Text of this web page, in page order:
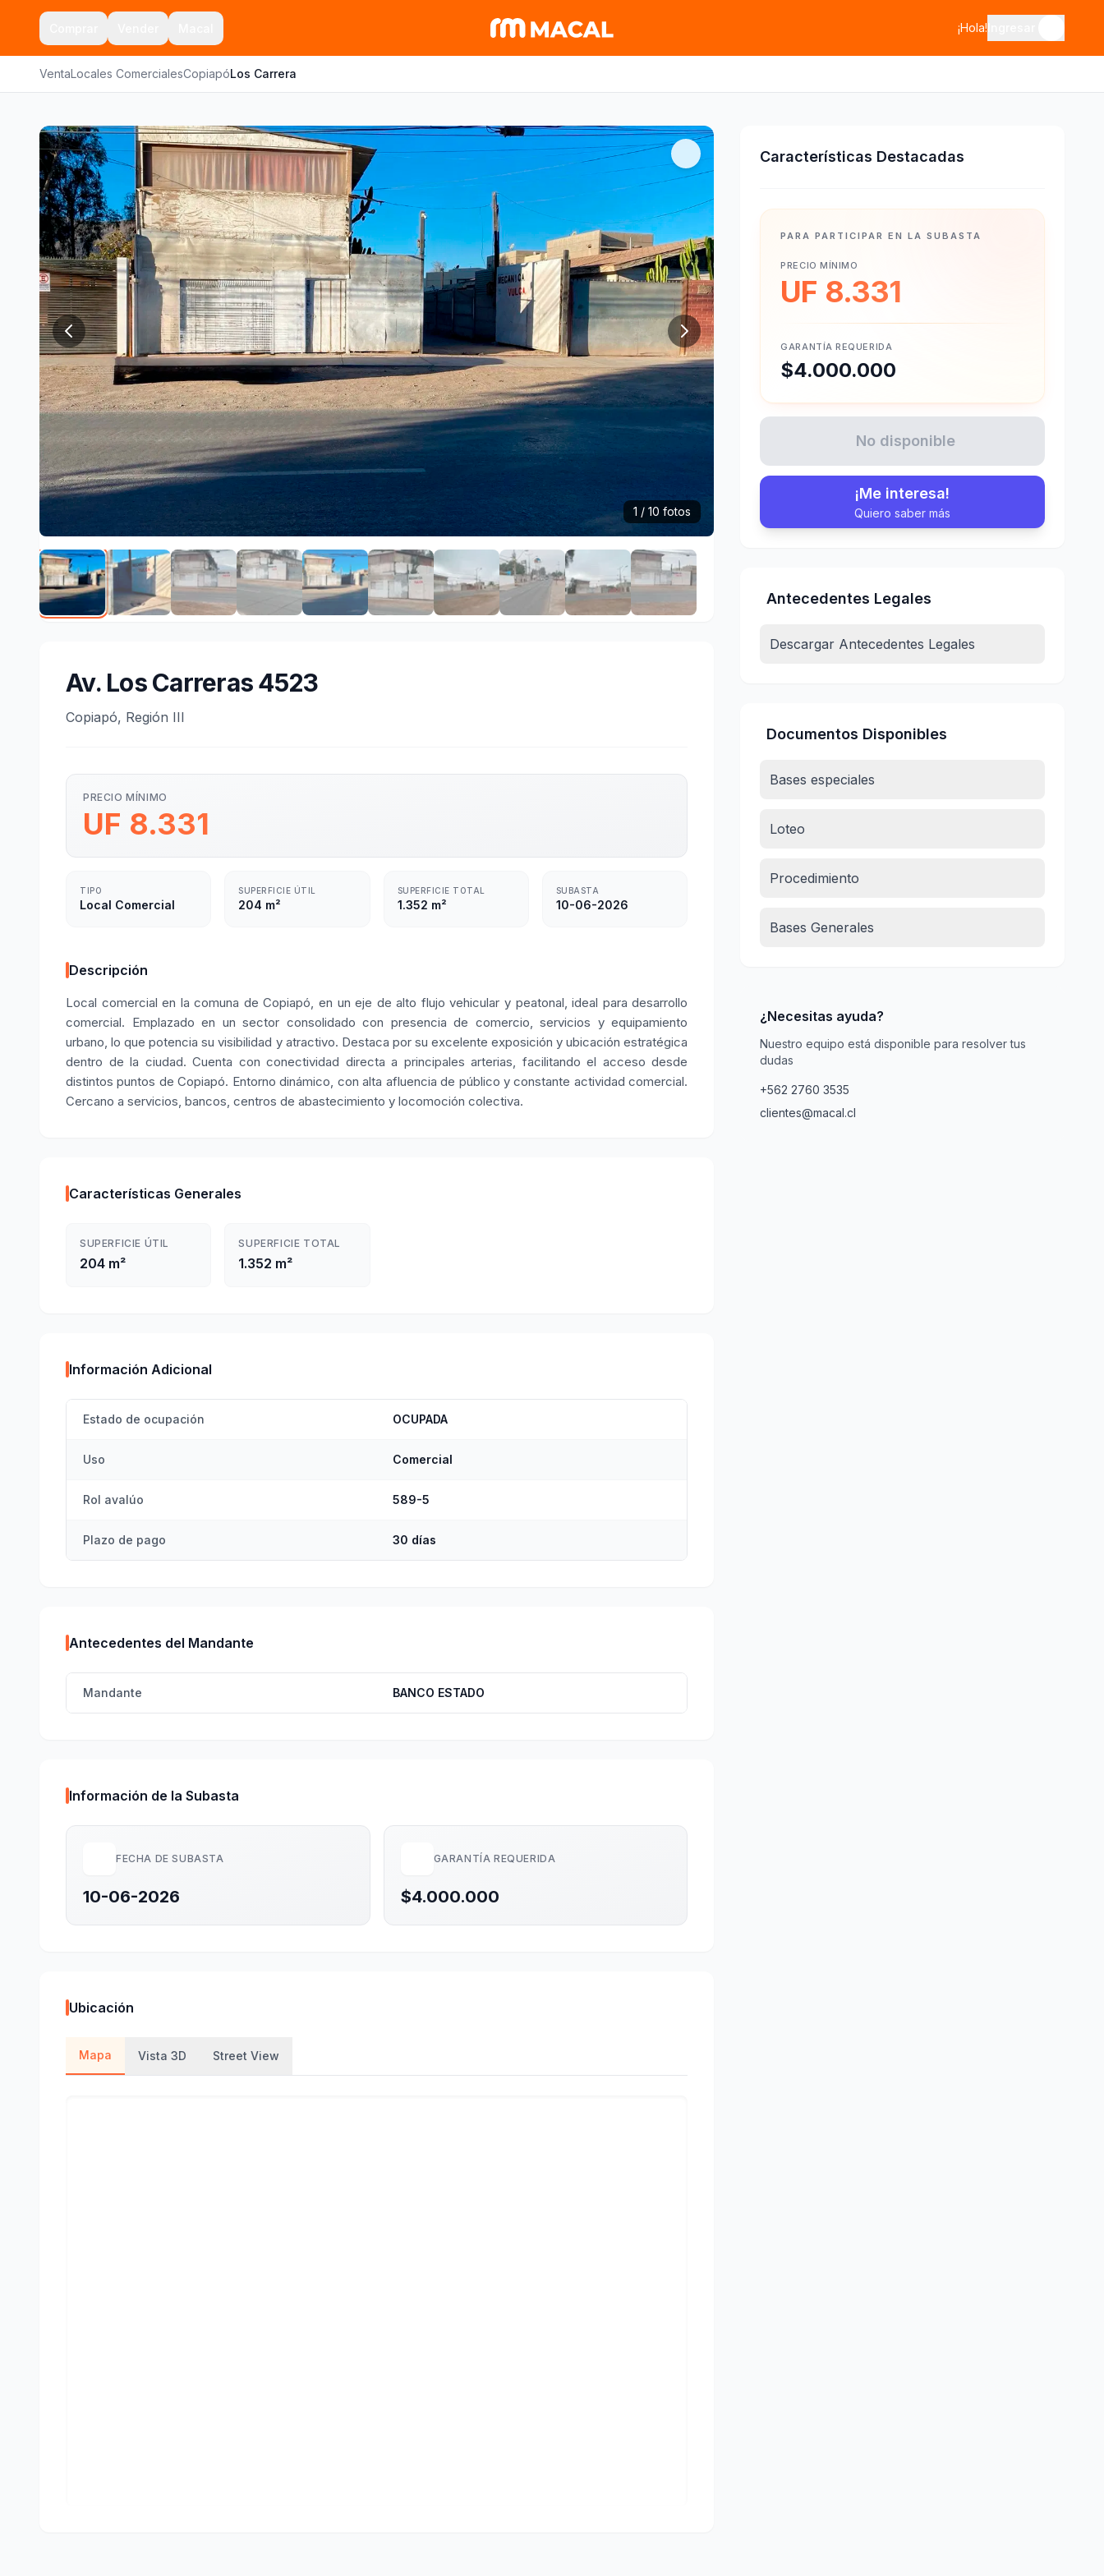
¡Hola!
VentaLocales ComercialesCopiapóLos Carrera
1 / 10 fotos
Av. Los Carreras 4523
Copiapó, Región III
PRECIO MÍNIMO
UF 8.331
TIPO
Local Comercial
SUPERFICIE ÚTIL
204 m²
SUPERFICIE TOTAL
1.352 m²
SUBASTA
10-06-2026
Descripción
Local comercial en la comuna de Copiapó, en un eje de alto flujo vehicular y peatonal, ideal para desarrollo
comercial. Emplazado en un sector consolidado con presencia de comercio, servicios y equipamiento
urbano, lo que potencia su visibilidad y atractivo. Destaca por su excelente exposición y ubicación estratégica
dentro de la ciudad. Cuenta con conectividad directa a principales arterias, facilitando el acceso desde
distintos puntos de Copiapó. Entorno dinámico, con alta afluencia de público y constante actividad comercial.
Cercano a servicios, bancos, centros de abastecimiento y locomoción colectiva.
Características Generales
SUPERFICIE ÚTIL
204 m²
SUPERFICIE TOTAL
1.352 m²
Información Adicional
Estado de ocupación OCUPADA
Uso Comercial
Rol avalúo 589-5
Plazo de pago 30 días
Antecedentes del Mandante
Mandante BANCO ESTADO
Información de la Subasta
FECHA DE SUBASTA
10-06-2026
GARANTÍA REQUERIDA
$4.000.000
Ubicación
Mapa Vista 3D Street View
Características Destacadas
PARA PARTICIPAR EN LA SUBASTA
PRECIO MÍNIMO
UF 8.331
GARANTÍA REQUERIDA
$4.000.000
No disponible
¡Me interesa!
Quiero saber más
Antecedentes Legales
Descargar Antecedentes Legales
Documentos Disponibles
Bases especiales
Loteo
Procedimiento
Bases Generales
¿Necesitas ayuda?
Nuestro equipo está disponible para resolver tus
dudas
+562 2760 3535
clientes@macal.cl